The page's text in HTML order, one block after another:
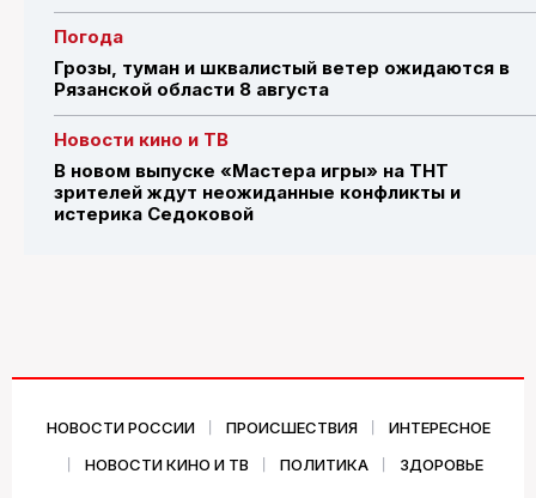
Погода
Грозы, туман и шквалистый ветер ожидаются в
Рязанской области 8 августа
Новости кино и ТВ
В новом выпуске «Мастера игры» на ТНТ
зрителей ждут неожиданные конфликты и
истерика Седоковой
НОВОСТИ РОССИИ ПРОИСШЕСТВИЯ
ИНТЕРЕСНОЕ
НОВОСТИ КИНО И ТВ
ПОЛИТИКА ЗДОРОВЬЕ